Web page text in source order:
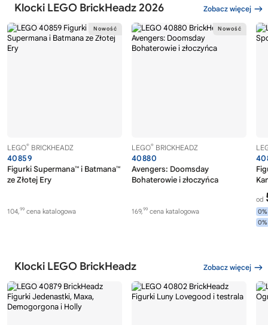
Klocki LEGO BrickHeadz 2026 Zobacz więcej
LEGO® BRICKHEADZ
40859
Figurki Supermana™ i Batmana™
ze Złotej Ery
104,99 cena katalogowa
LEGO® BRICKHEADZ
40880
Avengers: Doomsday
Bohaterowie i złoczyńca
169,99 cena katalogowa
od
0%
0%
Klocki LEGO BrickHeadz Zobacz więcej